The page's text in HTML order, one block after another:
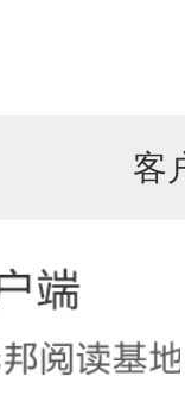
客